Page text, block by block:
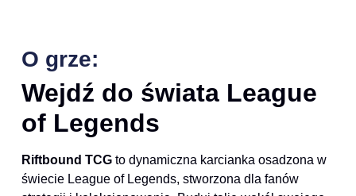
O grze:
Wejdź do świata League
of Legends
Riftbound TCGto dynamiczna karcianka osadzona w
świecie League of Legends, stworzona dla fanów